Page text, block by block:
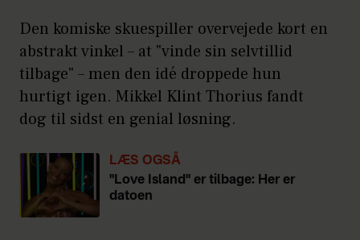
Den komiske skuespiller overvejede kort en
abstrakt vinkel – at "vinde sin selvtillid
tilbage" – men den idé droppede hun
hurtigt igen. Mikkel Klint Thorius fandt
dog til sidst en genial løsning.
LÆS OGSÅ
"Love Island" er tilbage: Her er
datoen